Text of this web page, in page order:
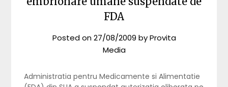
FDA
Posted on27/08/2009 byProvita
Media
Administratia pentru Medicamente si Alimentatie